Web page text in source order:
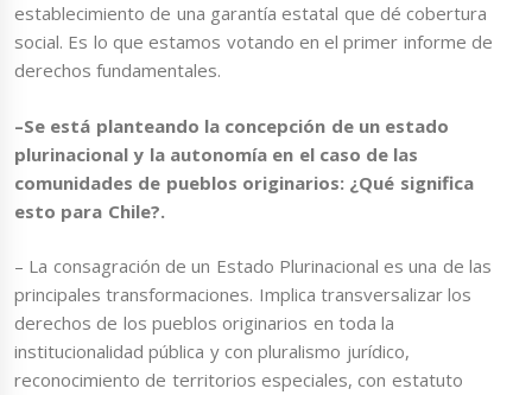
establecimiento de una garantía estatal que dé cobertura
social. Es lo que estamos votando en el primer informe de
derechos fundamentales.
–Se está planteando la concepción de un estado
plurinacional y la autonomía en el caso de las
comunidades de pueblos originarios: ¿Qué significa
esto para Chile?.
– La consagración de un Estado Plurinacional es una de las
principales transformaciones. Implica transversalizar los
derechos de los pueblos originarios en toda la
institucionalidad pública y con pluralismo jurídico,
reconocimiento de territorios especiales, con estatuto